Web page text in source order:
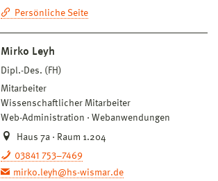
Persönliche Seite
Mirko Leyh
Dipl.-Des. (FH)
Mitarbeiter
Wissenschaftlicher Mitarbeiter
Web-Administration
Webanwendungen
Haus 7a · Raum 1.204
03841 753–7469
mirko.leyh@hs-wismar.de